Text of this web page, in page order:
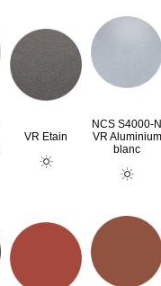
VR Etain
NCS S4000-N
VR Aluminium
blanc